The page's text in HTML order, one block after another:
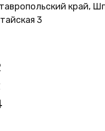
край,
3